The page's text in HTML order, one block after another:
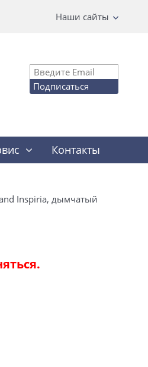
Наши сайты
Подписаться
Контакты
Inspiria, дымчатый